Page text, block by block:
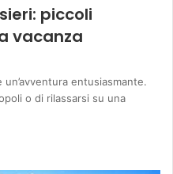
piccoli
vacanza
un’avventura entusiasmante.
o di rilassarsi su una